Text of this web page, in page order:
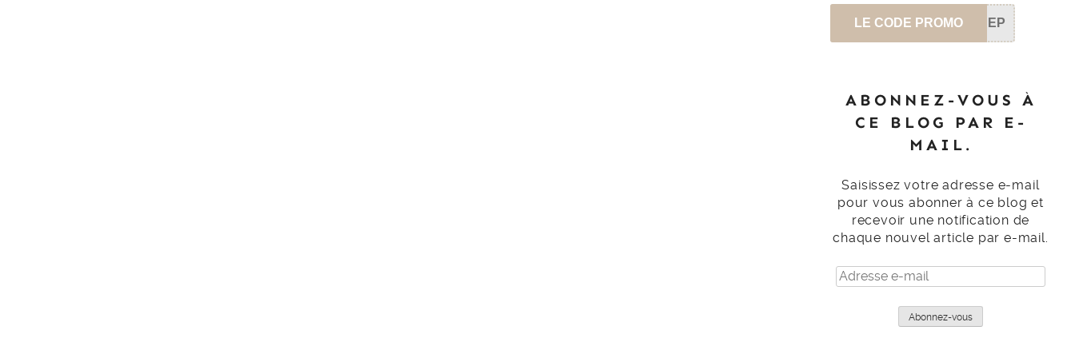
LE CODE PROMO SEP
ABONNEZ-VOUS À
CE BLOG PAR E-
MAIL.
Saisissez votre adresse e-mail
pour vous abonner à ce blog et
recevoir une notification de
chaque nouvel article par e-mail.
Adresse
e-
Abonnez-vous